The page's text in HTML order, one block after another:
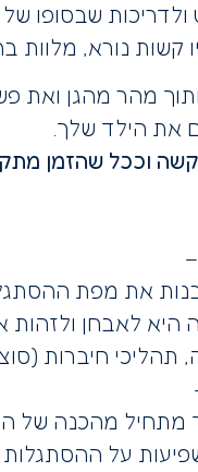
שבסופו
נורא, מלוות
מהר מהגן ואת
את הילד שלך.
וככל שהזמן
את מפת
לאבחן ולזהות
חיברות
מתחיל מהכנה
על ההסתגלות